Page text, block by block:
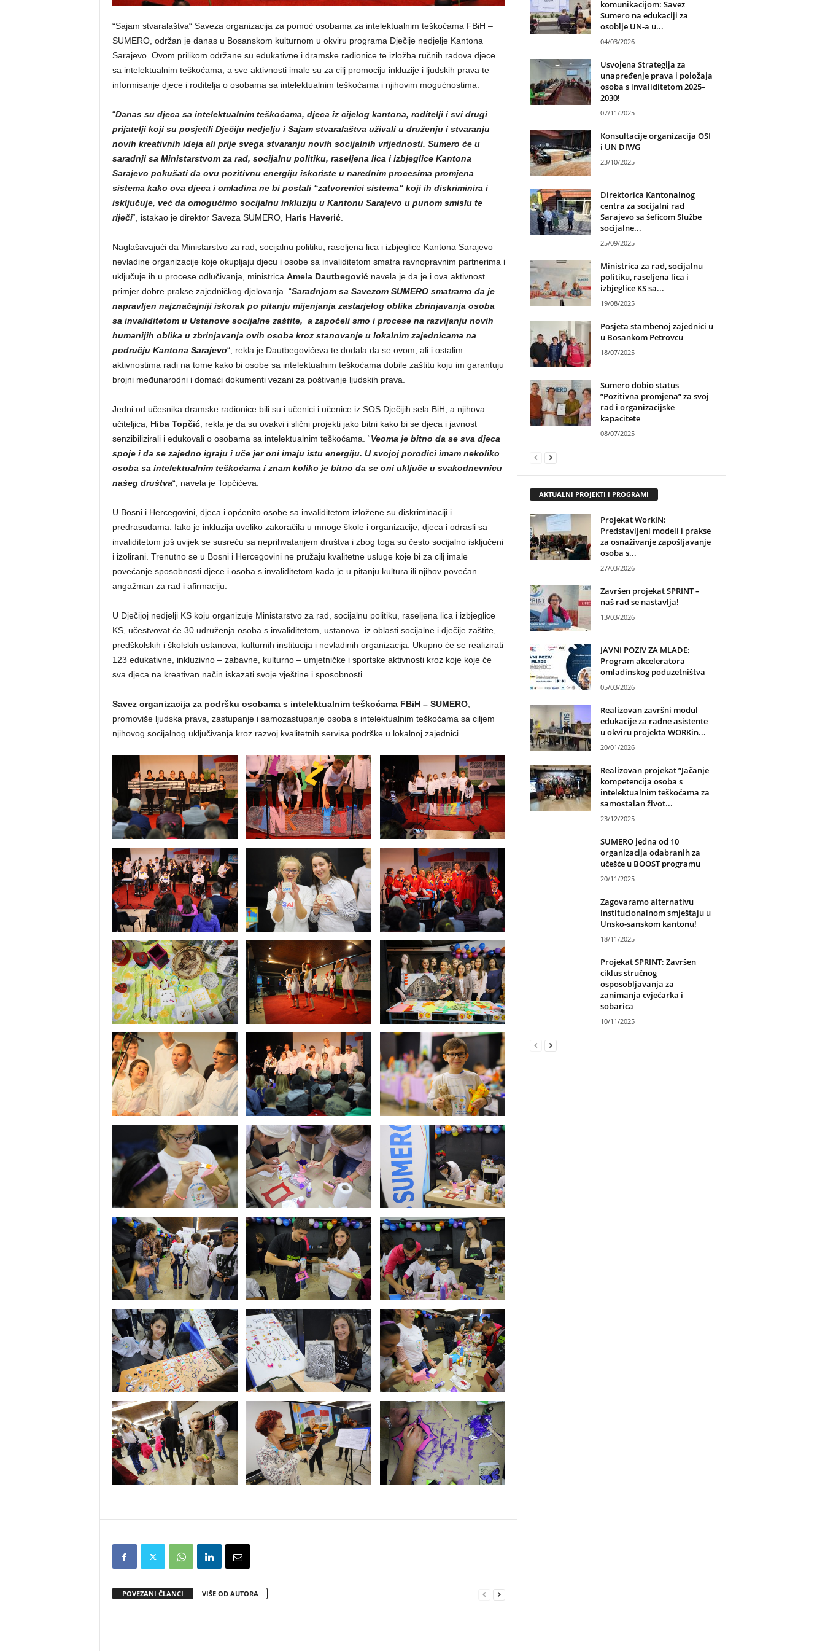
“Sajam stvaralaštva“ Saveza organizacija za pomoć osobama za intelektualnim teškoćama FBiH –
SUMERO, održan je danas u Bosanskom kulturnom u okviru programa Dječije nedjelje Kantona
Sarajevo. Ovom prilikom održane su edukativne i dramske radionice te izložba ručnih radova djece
sa intelektualnim teškoćama, a sve aktivnosti imale su za cilj promociju inkluzije i ljudskih prava te
informisanje djece i roditelja o osobama sa intelektualnim teškoćama i njihovim mogućnostima.
“Danas su djeca sa intelektualnim teškoćama, djeca iz cijelog kantona, roditelji i svi drugi
prijatelji koji su posjetili Dječiju nedjelju i Sajam stvaralaštva uživali u druženju i stvaranju
novih kreativnih ideja ali prije svega stvaranju novih socijalnih vrijednosti. Sumero će u
saradnji sa Ministarstvom za rad, socijalnu politiku, raseljena lica i izbjeglice Kantona
Sarajevo pokušati da ovu pozitivnu energiju iskoriste u narednim procesima promjena
sistema kako ova djeca i omladina ne bi postali “zatvorenici sistema“ koji ih diskriminira i
isključuje, već da omogućimo socijalnu inkluziju u Kantonu Sarajevo u punom smislu te
riječi“, istakao je direktor Saveza SUMERO, Haris Haverić.
Naglašavajući da Ministarstvo za rad, socijalnu politiku, raseljena lica i izbjeglice Kantona Sarajevo
nevladine organizacije koje okupljaju djecu i osobe sa invaliditetom smatra ravnopravnim partnerima i
uključuje ih u procese odlučivanja, ministrica Amela Dautbegovićnavela je da je i ova aktivnost
primjer dobre prakse zajedničkog djelovanja. “Saradnjom sa Savezom SUMERO smatramo da je
napravljen najznačajniji iskorak po pitanju mijenjanja zastarjelog oblika zbrinjavanja osoba
sa invaliditetom u Ustanove socijalne zaštite, a započeli smo i procese na razvijanju novih
humanijih oblika u zbrinjavanja ovih osoba kroz stanovanje u lokalnim zajednicama na
području Kantona Sarajevo“, rekla je Dautbegovićeva te dodala da se ovom, ali i ostalim
aktivnostima radi na tome kako bi osobe sa intelektualnim teškoćama dobile zaštitu koju im garantuju
brojni međunarodni i domaći dokumenti vezani za poštivanje ljudskih prava.
Jedni od učesnika dramske radionice bili su i učenici i učenice iz SOS Dječijih sela BiH, a njihova
učiteljica, Hiba Topčić, rekla je da su ovakvi i slični projekti jako bitni kako bi se djeca i javnost
senzibilizirali i edukovali o osobama sa intelektualnim teškoćama. “Veoma je bitno da se sva djeca
spoje i da se zajedno igraju i uče jer oni imaju istu energiju. U svojoj porodici imam nekoliko
osoba sa intelektualnim teškoćama i znam koliko je bitno da se oni uključe u svakodnevnicu
našeg društva“, navela je Topčićeva.
U Bosni i Hercegovini, djeca i općenito osobe sa invaliditetom izložene su diskriminaciji i
predrasudama. Iako je inkluzija uveliko zakoračila u mnoge škole i organizacije, djeca i odrasli sa
invaliditetom još uvijek se susreću sa neprihvatanjem društva i zbog toga su često socijalno isključeni
i izolirani. Trenutno se u Bosni i Hercegovini ne pružaju kvalitetne usluge koje bi za cilj imale
povećanje sposobnosti djece i osoba s invaliditetom kada je u pitanju kultura ili njihov povećan
angažman za rad i afirmaciju.
U Dječijoj nedjelji KS koju organizuje Ministarstvo za rad, socijalnu politiku, raseljena lica i izbjeglice
KS, učestvovat će 30 udruženja osoba s invaliditetom, ustanova iz oblasti socijalne i dječije zaštite,
predškolskih i školskih ustanova, kulturnih institucija i nevladinih organizacija. Ukupno će se realizirati
123 edukativne, inkluzivno – zabavne, kulturno – umjetničke i sportske aktivnosti kroz koje koje će
sva djeca na kreativan način iskazati svoje vještine i sposobnosti.
Savez organizacija za podršku osobama s intelektualnim teškoćama FBiH – SUMERO,
promoviše ljudska prava, zastupanje i samozastupanje osoba s intelektualnim teškoćama sa ciljem
njihovog socijalnog uključivanja kroz razvoj kvalitetnih servisa podrške u lokalnoj zajednici.
POVEZANI ČLANCI VIŠE OD AUTORA
komunikacijom: Savez
Sumero na edukaciji za
osoblje UN-a u...
04/03/2026
Usvojena Strategija za
unapređenje prava i položaja
osoba s invaliditetom 2025–
2030!
07/11/2025
Konsultacije organizacija OSI
i UN DIWG
23/10/2025
Direktorica Kantonalnog
centra za socijalni rad
Sarajevo sa šeficom Službe
socijalne...
25/09/2025
Ministrica za rad, socijalnu
politiku, raseljena lica i
izbjeglice KS sa...
19/08/2025
Posjeta stambenoj zajednici u
u Bosankom Petrovcu
18/07/2025
Sumero dobio status
”Pozitivna promjena” za svoj
rad i organizacijske
kapacitete
08/07/2025
AKTUALNI PROJEKTI I PROGRAMI
Projekat WorkIN:
Predstavljeni modeli i prakse
za osnaživanje zapošljavanje
osoba s...
27/03/2026
Završen projekat SPRINT –
naš rad se nastavlja!
13/03/2026
JAVNI POZIV ZA MLADE:
Program akceleratora
omladinskog poduzetništva
05/03/2026
Realizovan završni modul
edukacije za radne asistente
u okviru projekta WORKin...
20/01/2026
Realizovan projekat ”Jačanje
kompetencija osoba s
intelektualnim teškoćama za
samostalan život...
23/12/2025
SUMERO jedna od 10
organizacija odabranih za
učešće u BOOST programu
20/11/2025
Zagovaramo alternativu
institucionalnom smještaju u
Unsko-sanskom kantonu!
18/11/2025
Projekat SPRINT: Završen
ciklus stručnog
osposobljavanja za
zanimanja cvjećarka i
sobarica
10/11/2025